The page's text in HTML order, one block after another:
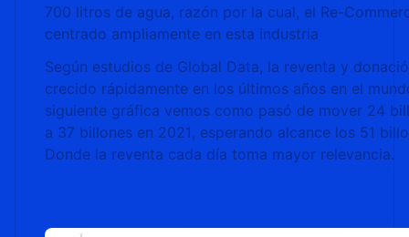
700 litros de agua, razón por la cual, el Re-
centrado ampliamente en esta industria
Según estudios de Global Data, la reventa y
crecido rápidamente en los últimos años en el
siguiente gráfica vemos como pasó de mover 24
a 37 billones en 2021, esperando alcance los 51
Donde la reventa cada día toma mayor relevancia.